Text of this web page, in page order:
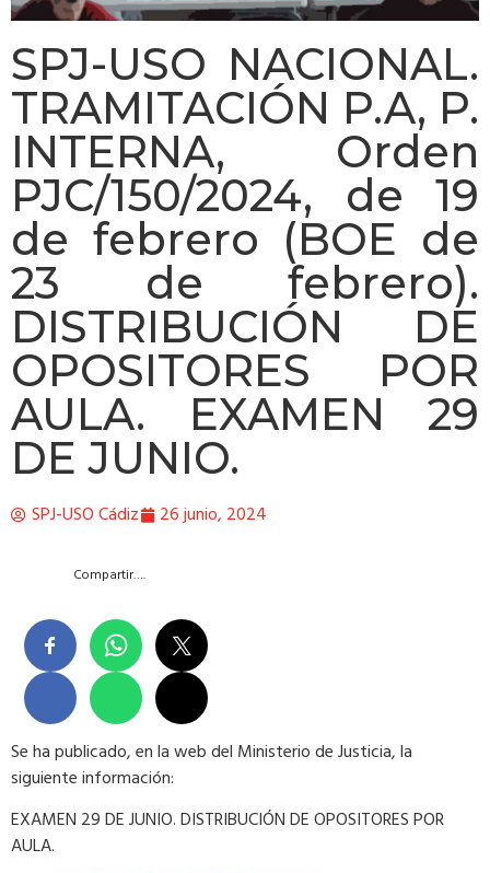
SPJ-USO NACIONAL.
TRAMITACIÓN P.A, P.
INTERNA, Orden
PJC/150/2024, de 19
de febrero (BOE de
23 de febrero).
DISTRIBUCIÓN DE
OPOSITORES POR
AULA. EXAMEN 29
DE JUNIO.
SPJ-USO Cádiz 26 junio, 2024
Compartir….
Se ha publicado, en la web del Ministerio de Justicia, la
siguiente información:
EXAMEN 29 DE JUNIO. DISTRIBUCIÓN DE OPOSITORES POR
AULA.